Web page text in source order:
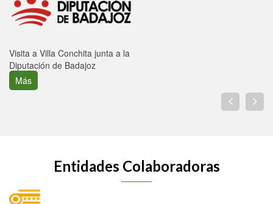
Visita a Villa Conchita junta a la
Diputación de Badajoz
Más
Entidades Colaboradoras